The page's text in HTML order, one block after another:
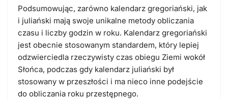
Podsumowując, zarówno kalendarz gregoriański, jak
i juliański mają swoje unikalne metody obliczania
czasu i liczby godzin w roku. Kalendarz gregoriański
jest obecnie stosowanym standardem, który lepiej
odzwierciedla rzeczywisty czas obiegu Ziemi wokół
Słońca, podczas gdy kalendarz juliański był
stosowany w przeszłości i ma nieco inne podejście
do obliczania roku przestępnego.